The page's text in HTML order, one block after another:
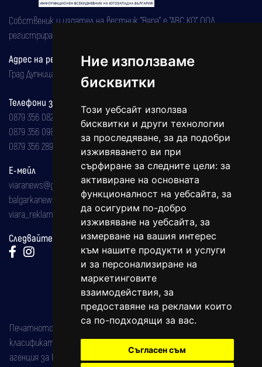
Ние използваме
бисквитки
Този уебсайт използва
бисквитки и други технологии
за проследяване, за да подобри
изживяването ви при
сърфиране за следните цели: за
активиране на основната
функционалност на уебсайта, за
да осигурим по-добро
изживяване на уебсайта, за
измерване на вашия интерес
към нашите продукти и услуги
и за персонализиране на
маркетинговите
взаимодействия, за
предоставяне на реклами които
са по-подходящи за вас.
Съгласен съм
Собственик и издател на вестник "Вяра" е "АВС КО" ООД,
регистрирана на 08.05.2002 година.
Адрес на редакцията
Град Дупница, ул.''Христо Ботев" 43
Телефони за реклама и абонаменти
0879 356 082
0879 356 098
0879 356 289
Е-мейл
viaranews@gmail.com
balgarkanews@gmail.com
viara_reklama@mail.bg
Следвайте ни:
Печатното издание на вестника е регистрирано в националния
класификатор на печатните издания (Българска национална
агенция за ISSN) под номер: ISSN 1312-4722.